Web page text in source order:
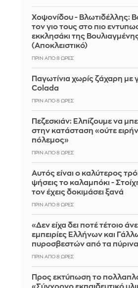
Χοψονίδου - Βλωτιδέλλης:
τον γιο τους στο πιο
εκκλησάκι της
(Αποκλειστικό)
ΠΡΙΝ ΑΠΌ 8 ΏΡΕΣ
Παγωτίνια χωρίς ζάχαρη με
Colada
ΠΡΙΝ ΑΠΌ 8 ΏΡΕΣ
Πεζεσκιάν: Ελπίζουμε να
στην κατάσταση «ούτε
πόλεμος»
ΠΡΙΝ ΑΠΌ 8 ΏΡΕΣ
Αυτός είναι ο καλύτερος
ψήσεις το καλαμπόκι -
τον έχεις δοκιμάσει ξανά
ΠΡΙΝ ΑΠΌ 8 ΏΡΕΣ
«Δεν είχα δει ποτέ τέτοιο
εμπειρίες Ελλήνων και
πυροσβεστών από τα
ΠΡΙΝ ΑΠΌ 8 ΏΡΕΣ
Προς εκτύπωση το